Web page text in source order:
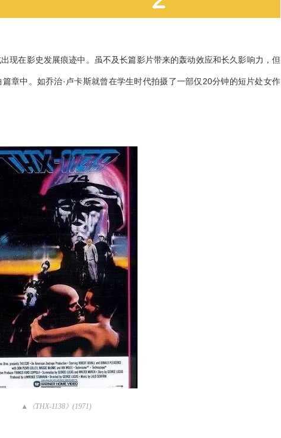
现在影史发展痕迹中。虽不及长篇影片带来的轰动效应和长久影响力，但
章中。如乔治·卢卡斯就曾在学生时代拍摄了一部仅20分钟的短片处女作
▲《THX-1138》(1971)